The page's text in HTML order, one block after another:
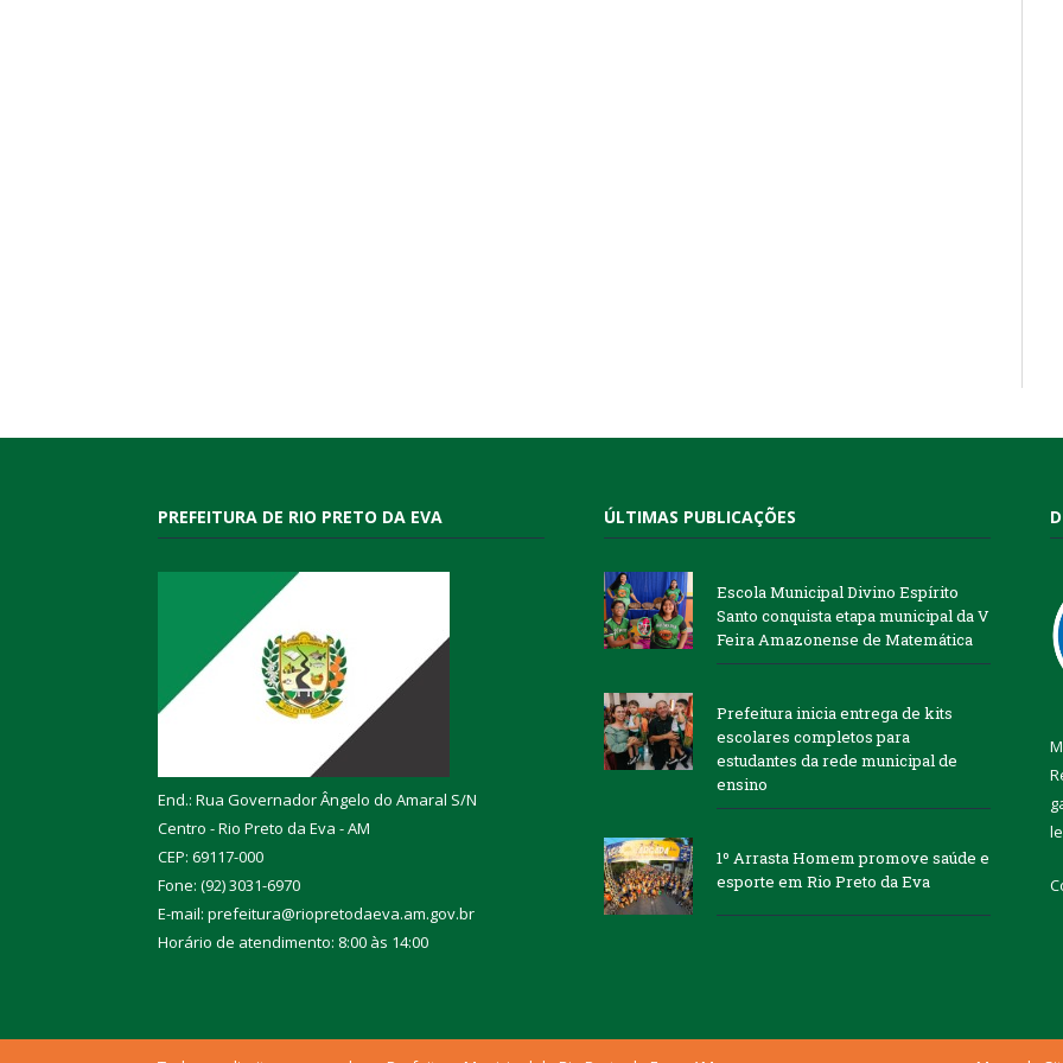
PREFEITURA DE RIO PRETO DA EVA
End.: Rua Governador Ângelo do Amaral S/N
Centro - Rio Preto da Eva - AM
CEP: 69117-000
Fone: (92) 3031-6970
E-mail: prefeitura@riopretodaeva.am.gov.br
Horário de atendimento: 8:00 às 14:00
ÚLTIMAS PUBLICAÇÕES
Escola Municipal Divino Espírito
Santo conquista etapa municipal da V
Feira Amazonense de Matemática
Prefeitura inicia entrega de kits
escolares completos para
estudantes da rede municipal de
ensino
1º Arrasta Homem promove saúde e
esporte em Rio Preto da Eva